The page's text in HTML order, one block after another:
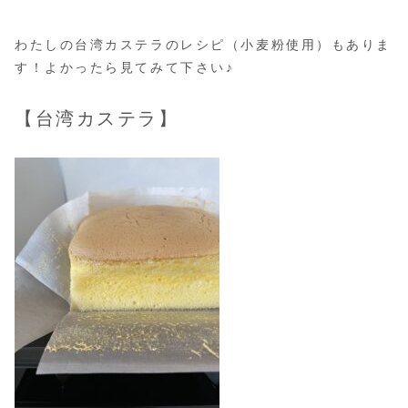
わたしの台湾カステラのレシピ（小麦粉使用）もありま
す！よかったら見てみて下さい♪
【台湾カステラ】